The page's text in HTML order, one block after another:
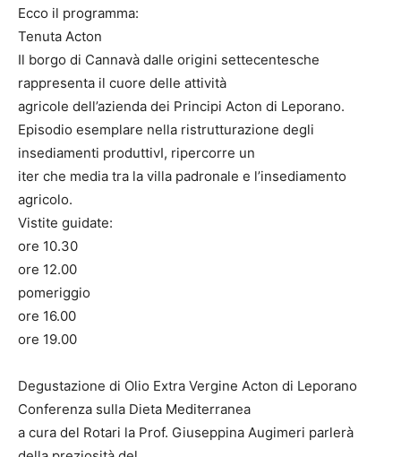
Ecco il programma:
Tenuta Acton
Il borgo di Cannavà dalle origini settecentesche
rappresenta il cuore delle attività
agricole dell’azienda dei Principi Acton di Leporano.
Episodio esemplare nella ristrutturazione degli
insediamenti produttivI, ripercorre un
iter che media tra la villa padronale e l’insediamento
agricolo.
Vistite guidate:
ore 10.30
ore 12.00
pomeriggio
ore 16.00
ore 19.00
Degustazione di Olio Extra Vergine Acton di Leporano
Conferenza sulla Dieta Mediterranea
a cura del Rotari la Prof. Giuseppina Augimeri parlerà